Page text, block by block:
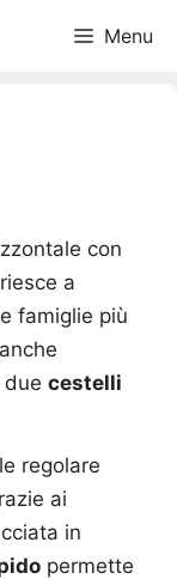
Menu
con
a
famiglie più
due cestelli
regolare
ai
in
permette